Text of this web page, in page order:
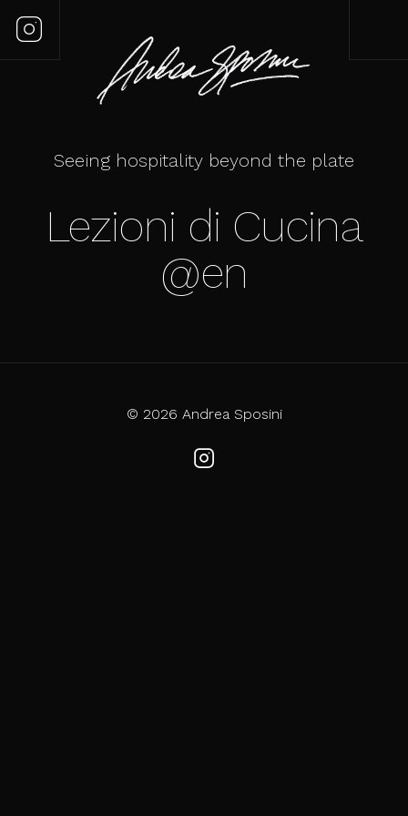
Seeing hospitality beyond the plate
Lezioni di Cucina
@en
© 2026 Andrea Sposini